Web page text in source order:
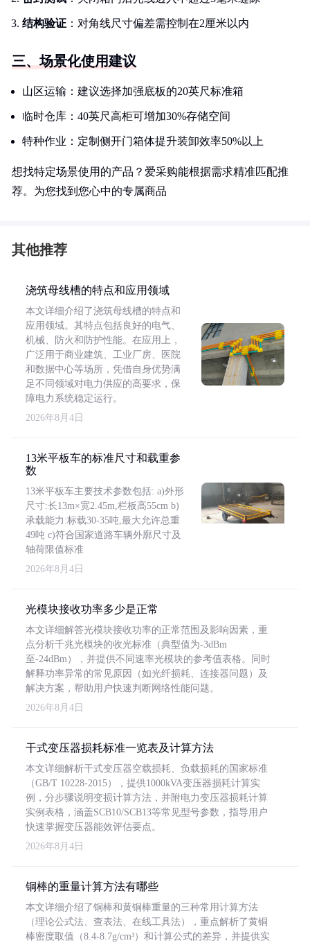
结构验证 ：对角线尺寸偏差需控制在2厘米以内
三、场景化使用建议
山区运输：建议选择加强底板的20英尺标准箱
临时仓库：40英尺高柜可增加30%存储空间
特种作业：定制侧开门箱体提升装卸效率50%以上
想找特定场景使用的产品？爱采购能根据需求精准匹配推
荐。为您找到您心中的专属商品
其他推荐
浇筑母线槽的特点和应用领域
本文详细介绍了浇筑母线槽的特点和
应用领域。其特点包括良好的电气、
机械、防火和防护性能。在应用上，
广泛用于商业建筑、工业厂房、医院
和数据中心等场所，凭借自身优势满
足不同领域对电力供应的高要求，保
障电力系统稳定运行。
2026年8月4日
13米平板车的标准尺寸和载重参
数
13米平板车主要技术参数包括: a)外形
尺寸:长13m×宽2.45m,栏板高55cm b)
承载能力:标载30-35吨,最大允许总重
49吨 c)符合国家道路车辆外廓尺寸及
轴荷限值标准
2026年8月4日
光模块接收功率多少是正常
本文详细解答光模块接收功率的正常范围及影响因素，重
点分析千兆光模块的收光标准（典型值为-3dBm
至-24dBm），并提供不同速率光模块的参考值表格。同时
解释功率异常的常见原因（如光纤损耗、连接器问题）及
解决方案，帮助用户快速判断网络性能问题。
2026年8月4日
干式变压器损耗标准一览表及计算方法
本文详细解析干式变压器空载损耗、负载损耗的国家标准
（GB/T 10228-2015），提供1000kVA变压器损耗计算实
例，分步骤说明变损计算方法，并附电力变压器损耗计算
实例表格，涵盖SCB10/SCB13等常见型号参数，指导用户
快速掌握变压器能效评估要点。
2026年8月4日
铜棒的重量计算方法有哪些
本文详细介绍了铜棒和黄铜棒重量的三种常用计算方法
（理论公式法、查表法、在线工具法），重点解析了黄铜
棒密度取值（8.4-8.7g/cm³）和计算公式的差异，并提供实